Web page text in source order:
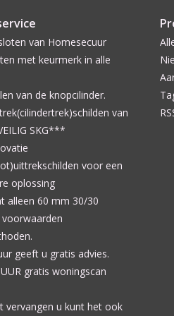
van Homesecuur
met keurmerk in alle
van de knopcilinder.
van
SKG***
voor een
oplossing
alleen 60 mm 30/30
geeft u gratis advies.
gratis woningscan
vervangen u kunt het ook